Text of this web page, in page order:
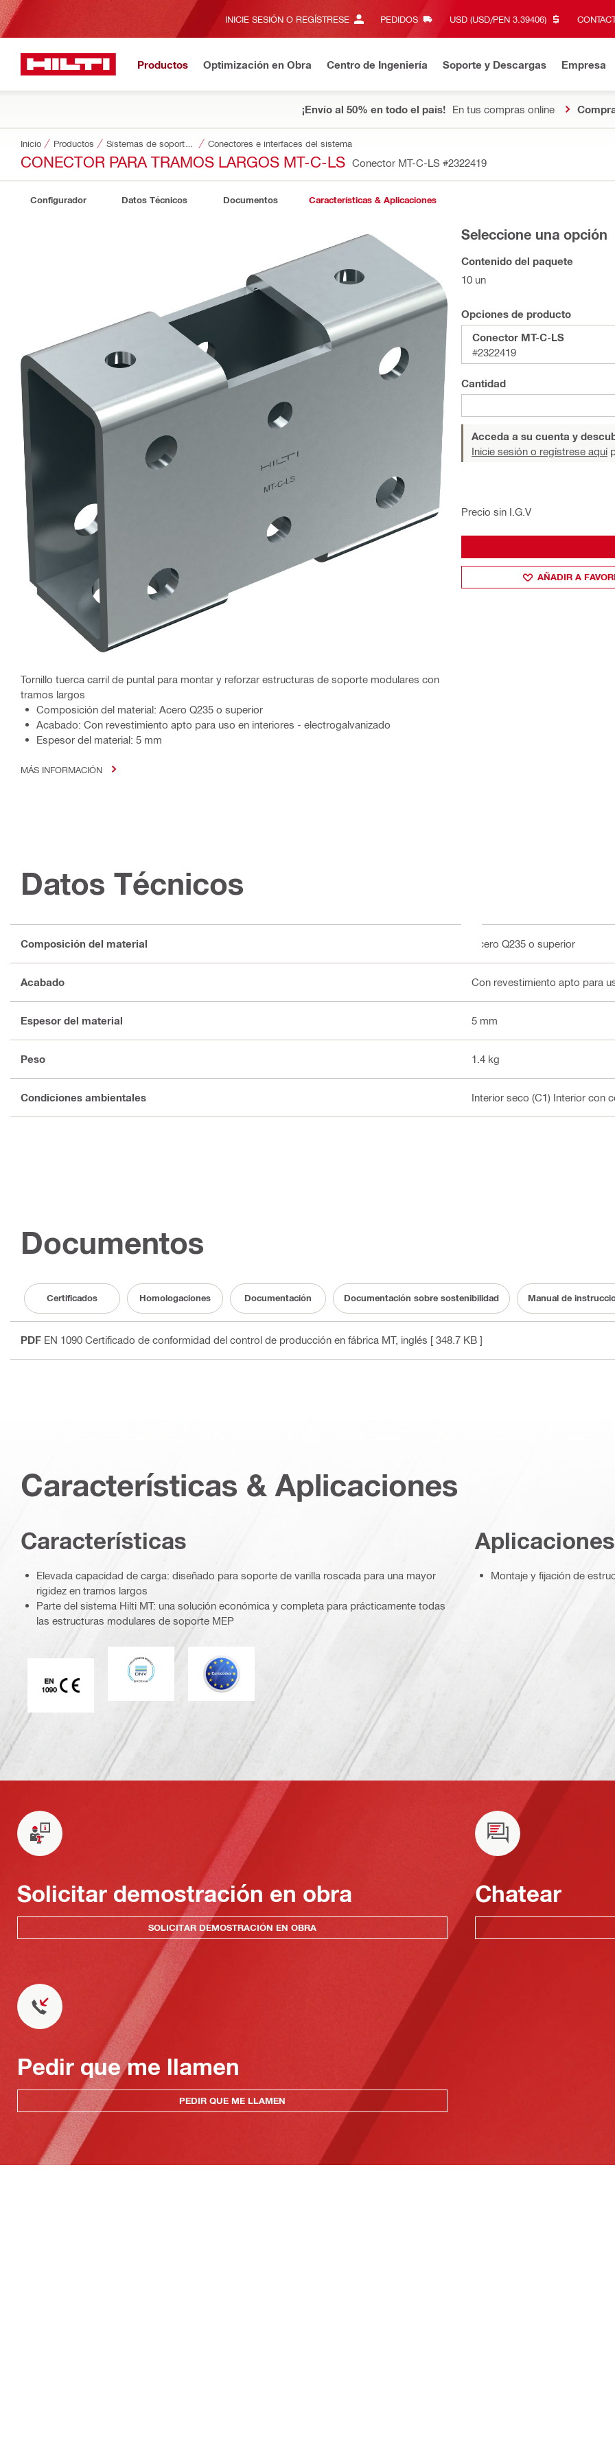
INICIE SESIÓN O REGÍSTRESE PEDIDOS USD (USD/PEN 3.39406)‎
Productos Optimización en Obra Centro de Ingeniería Soporte y Descargas Empresa
¡Envío al 50% en todo el país! En tus compras online
Inicio Productos Conectores e interfaces del sistema
CONECTOR PARA TRAMOS LARGOS MT-C-LS Conector MT-C-LS #2322419
Configurador Datos Técnicos Documentos Características & Aplicaciones
Tornillo tuerca carril de puntal para montar y reforzar estructuras de soporte modulares con
tramos largos
Composición del material: Acero Q235 o superior
Acabado: Con revestimiento apto para uso en interiores - electrogalvanizado
Espesor del material: 5 mm
MÁS INFORMACIÓN
Seleccione una opción
Contenido del paquete
10 un
Opciones de producto
Conector MT-C-LS
#2322419
Cantidad
Acceda a su cuenta y
Inicie sesión o regístrese aquí
Precio sin I.G.V
AÑADIR A
Datos Técnicos
Composición del material Acero Q235 o superior
Acabado Con revestimiento apto para
Espesor del material 5 mm
Peso 1.4 kg
Condiciones ambientales Interior seco (C1) Interior con
Documentos
Certificados Homologaciones Documentación Documentación sobre sostenibilidad Manual de
PDF EN 1090 Certificado de conformidad del control de producción en fábrica MT, inglés [ 348.7 KB ]
Características & Aplicaciones
Caracterí­sticas
Elevada capacidad de carga: diseñado para soporte de varilla roscada para una mayor
rigidez en tramos largos
Parte del sistema Hilti MT: una solución económica y completa para prácticamente todas
las estructuras modulares de soporte MEP
Marca CE EN 1090
DNV Eurocódigo
Aplicaciones
Montaje y fijación de
Solicitar demostración en obra
SOLICITAR DEMOSTRACIÓN EN OBRA
Chatear
Pedir que me llamen
PEDIR QUE ME LLAMEN